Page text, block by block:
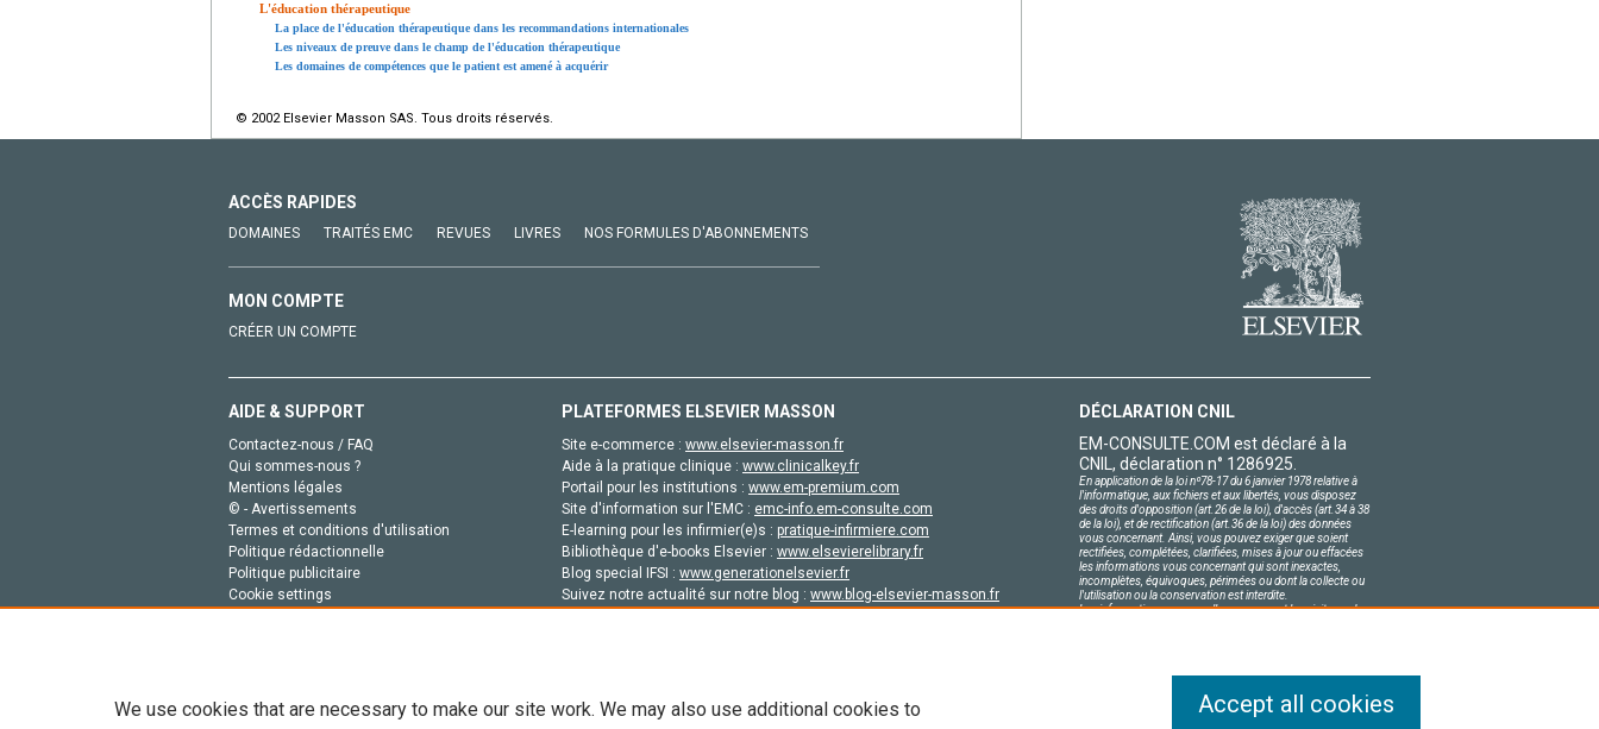
L'éducation thérapeutique
La place de l'éducation thérapeutique dans les recommandations internationales
Les niveaux de preuve dans le champ de l'éducation thérapeutique
Les domaines de compétences que le patient est amené à acquérir
© 2002 Elsevier Masson SAS. Tous droits réservés.
ACCÈS RAPIDES
DOMAINES TRAITÉS EMC REVUES LIVRES NOS FORMULES D'ABONNEMENTS
MON COMPTE
CRÉER UN COMPTE
AIDE & SUPPORT
Contactez-nous / FAQ
Qui sommes-nous ?
Mentions légales
© - Avertissements
Termes et conditions d'utilisation
Politique rédactionnelle
Politique publicitaire
Cookie settings
PLATEFORMES ELSEVIER MASSON
Site e-commerce : www.elsevier-masson.fr
Aide à la pratique clinique : www.clinicalkey.fr
Portail pour les institutions : www.em-premium.com
Site d'information sur l'EMC : emc-info.em-consulte.com
E-learning pour les infirmier(e)s : pratique-infirmiere.com
Bibliothèque d'e-books Elsevier : www.elsevierelibrary.fr
Blog special IFSI : www.generationelsevier.fr
Suivez notre actualité sur notre blog : www.blog-elsevier-masson.fr
DÉCLARATION CNIL
EM-CONSULTE.COM est déclaré à la
CNIL, déclaration n° 1286925.
En application de la loi nº78-17 du 6 janvier 1978 relative à
l'informatique, aux fichiers et aux libertés, vous disposez
des droits d'opposition (art.26 de la loi), d'accès (art.34 à 38
de la loi), et de rectification (art.36 de la loi) des données
vous concernant. Ainsi, vous pouvez exiger que soient
rectifiées, complétées, clarifiées, mises à jour ou effacées
les informations vous concernant qui sont inexactes,
incomplètes, équivoques, périmées ou dont la collecte ou
l'utilisation ou la conservation est interdite.
Les informations personnelles concernant les visiteurs de
We use cookies that are necessary to make our site work. We may also use additional cookies to
Accept all cookies